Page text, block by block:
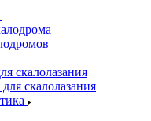
скалолазания
скалолазания